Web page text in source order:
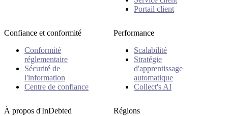
Portail client
Confiance et conformité
Conformité
réglementaire
Sécurité de
l'information
Centre de confiance
Performance
Scalabilité
Stratégie
d'apprentissage
automatique
Collect's AI
À propos d'InDebted
Régions